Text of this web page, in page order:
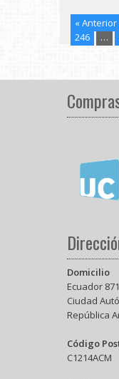
« Anterior
246
…
Domicilio
Ecuador
Ciudad
República
Código
C1214ACM